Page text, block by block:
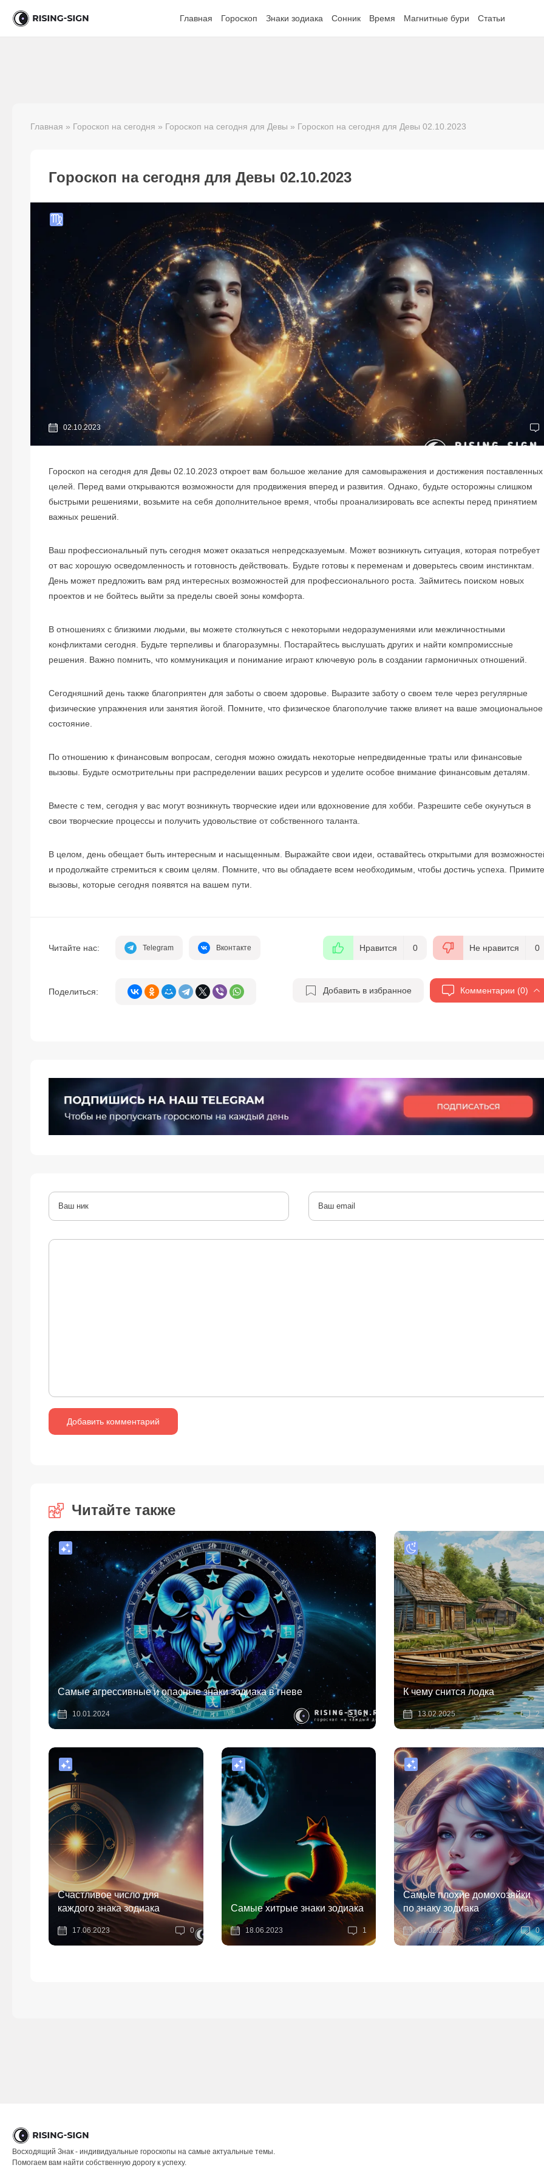
Главная Гороскоп Знаки зодиака Сонник Время Магнитные бури Статьи
Главная » Гороскоп на сегодня » Гороскоп на сегодня для Девы » Гороскоп на сегодня для Девы 02.10.2023
Гороскоп на сегодня для Девы 02.10.2023
02.10.2023
Гороскоп на сегодня для Девы 02.10.2023 откроет вам большое желание для самовыражения и достижения поставленных
целей. Перед вами открываются возможности для продвижения вперед и развития. Однако, будьте осторожны слишком
быстрыми решениями, возьмите на себя дополнительное время, чтобы проанализировать все аспекты перед принятием
важных решений.
Ваш профессиональный путь сегодня может оказаться непредсказуемым. Может возникнуть ситуация, которая потребует
от вас хорошую осведомленность и готовность действовать. Будьте готовы к переменам и доверьтесь своим инстинктам.
День может предложить вам ряд интересных возможностей для профессионального роста. Займитесь поиском новых
проектов и не бойтесь выйти за пределы своей зоны комфорта.
В отношениях с близкими людьми, вы можете столкнуться с некоторыми недоразумениями или межличностными
конфликтами сегодня. Будьте терпеливы и благоразумны. Постарайтесь выслушать других и найти компромиссные
решения. Важно помнить, что коммуникация и понимание играют ключевую роль в создании гармоничных отношений.
Сегодняшний день также благоприятен для заботы о своем здоровье. Выразите заботу о своем теле через регулярные
физические упражнения или занятия йогой. Помните, что физическое благополучие также влияет на ваше эмоциональное
состояние.
По отношению к финансовым вопросам, сегодня можно ожидать некоторые непредвиденные траты или финансовые
вызовы. Будьте осмотрительны при распределении ваших ресурсов и уделите особое внимание финансовым деталям.
Вместе с тем, сегодня у вас могут возникнуть творческие идеи или вдохновение для хобби. Разрешите себе окунуться в
свои творческие процессы и получить удовольствие от собственного таланта.
В целом, день обещает быть интересным и насыщенным. Выражайте свои идеи, оставайтесь открытыми для
и продолжайте стремиться к своим целям. Помните, что вы обладаете всем необходимым, чтобы достичь успеха. Примите
вызовы, которые сегодня появятся на вашем пути.
Читайте нас: Telegram Вконтакте
Поделиться:
Нравится 0 Не нравится 0
Добавить в избранное Комментарии (0)
Читайте также
Самые агрессивные и опасные знаки зодиака в гневе
10.01.2024 1
К чему снится лодка
13.02.2025 2
Счастливое число для
каждого знака зодиака
17.06.2023 0
Самые хитрые знаки зодиака
18.06.2023 1
Самые плохие домохозяйки
по знаку зодиака
04.02.2024 0
Восходящий Знак - индивидуальные гороскопы на самые актуальные темы.
Помогаем вам найти собственную дорогу к успеху.